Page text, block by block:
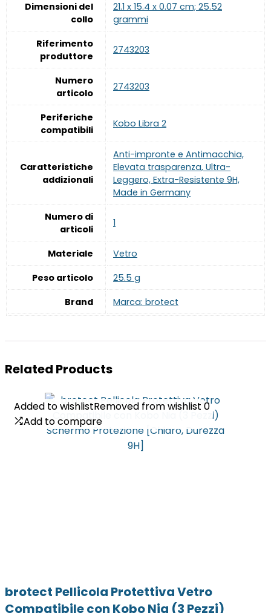
Dimensioni del
collo
‎21.1 x 15.4 x 0.07 cm; 25.52
grammi
Riferimento
produttore
‎2743203
Numero
articolo
‎2743203
Periferiche
compatibili
‎Kobo Libra 2
Caratteristiche
addizionali
‎Anti-impronte e Antimacchia,
Elevata trasparenza, Ultra-
Leggero, Extra-Resistente 9H,
Made in Germany
Numero di
articoli
‎1
Materiale
‎Vetro
Peso articolo
‎25.5 g
Brand
Marca: brotect
Related Products
Added to wishlistRemoved from wishlist 0
Add to compare
brotect Pellicola Protettiva Vetro
Compatibile con Kobo Nia (3 Pezzi)
Added to wishlistRemoved from wishlist 0
Add to compare